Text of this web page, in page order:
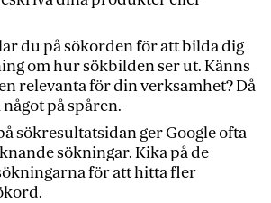
du på sökorden för att bilda dig
om hur sökbilden ser ut. Känns
relevanta för din verksamhet? Då
på spåren.
sökresultatsidan ger Google ofta
sökningar. Kika på de
för att hitta fler